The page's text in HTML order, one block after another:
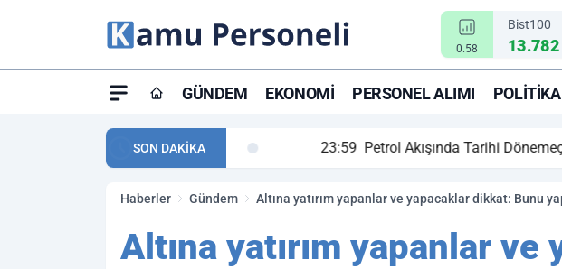
0.58
Bist100
13.782
GÜNDEM EKONOMI PERSONEL ALIMI POLITIKA
SON DAKİKA
maç özeti ve golleri! 23:59 Petrol Akışında Tarihi Dönemeç: Bağdat ve
Haberler Gündem Altına yatırım yapanlar ve yapacaklar dikkat: Bunu
Altına yatırım yapanlar